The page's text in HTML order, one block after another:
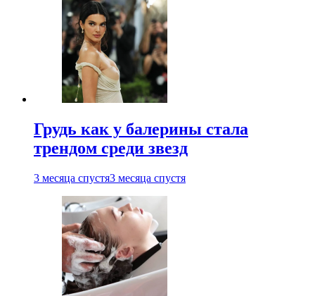
Грудь как у балерины стала
трендом среди звезд
3 месяца спустя3 месяца спустя